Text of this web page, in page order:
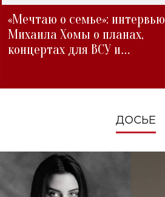
«Мечтаю о семье»: интервью
Михаила Хомы о планах,
концертах для ВСУ и
ДОСЬЕ